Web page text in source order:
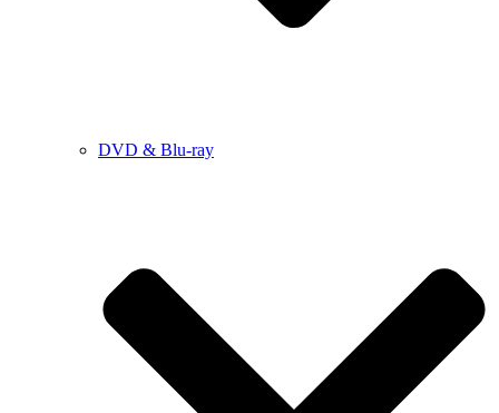
DVD & Blu-ray